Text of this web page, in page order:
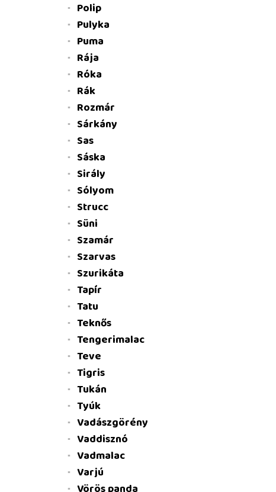
Polip
Pulyka
Puma
Rája
Róka
Rák
Rozmár
Sárkány
Sas
Sáska
Sirály
Sólyom
Strucc
Süni
Szamár
Szarvas
Szurikáta
Tapír
Tatu
Teknős
Tengerimalac
Teve
Tigris
Tukán
Tyúk
Vadászgörény
Vaddisznó
Vadmalac
Varjú